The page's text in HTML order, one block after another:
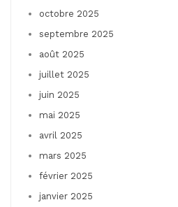
octobre 2025
septembre 2025
août 2025
juillet 2025
juin 2025
mai 2025
avril 2025
mars 2025
février 2025
janvier 2025